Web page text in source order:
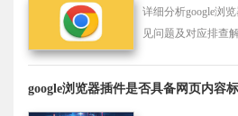
详细分析google浏
见问题及对应排查
google浏览器插件是否具备网页内容